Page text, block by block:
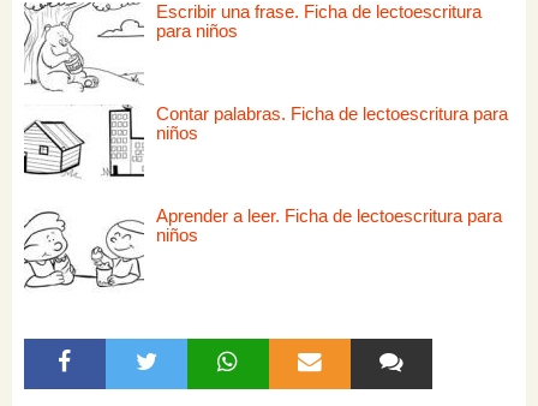
Escribir una frase. Ficha de lectoescritura
para niños
Contar palabras. Ficha de lectoescritura para
niños
Aprender a leer. Ficha de lectoescritura para
niños